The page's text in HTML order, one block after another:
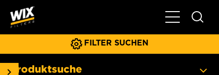
FILTER SUCHEN
Produktsuche